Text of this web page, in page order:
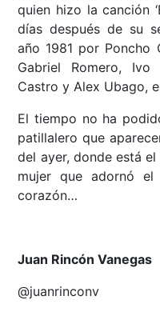
quien hizo la canción
días después de su
año 1981 por Poncho
Gabriel Romero, Ivo
Castro y Alex Ubago,
El tiempo no ha
patillalero que
del ayer, donde está
mujer que adornó
corazón…
Juan Rincón Vanegas
@juanrinconv